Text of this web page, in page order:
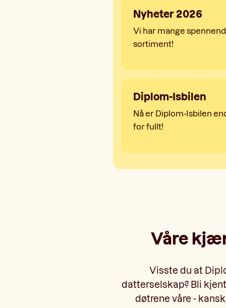
Nyheter 2026
Vi har mange
sortiment!
Diplom-Isbilen
Nå er Diplom-Isbilen
for fullt!
Våre
Visste du at
datterselskap? Bli
døtrene våre -